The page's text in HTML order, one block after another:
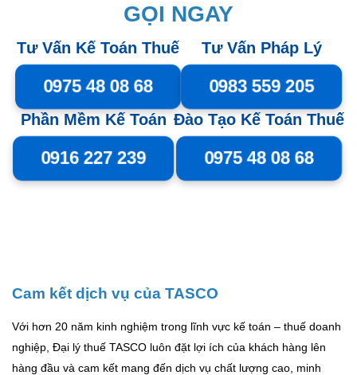
GỌI NGAY
Tư Vấn Kế Toán Thuế
0975 48 08 68
Tư Vấn Pháp Lý
0983 559 205
Phần Mềm Kế Toán
0916 227 239
Đào Tạo Kế Toán Thuế
0975 48 08 68
Cam kết dịch vụ của TASCO
Với hơn 20 năm kinh nghiệm trong lĩnh vực kế toán – thuế doanh
nghiệp, Đại lý thuế TASCO luôn đặt lợi ích của khách hàng lên
hàng đầu và cam kết mang đến dịch vụ chất lượng cao, minh